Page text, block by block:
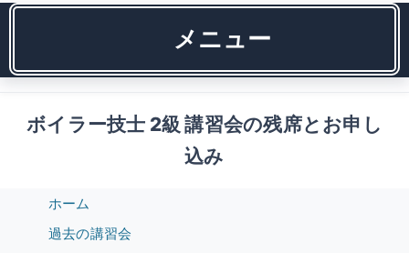
メニュー
ボイラー技士 2級 講習会の残席とお申し
込み
ホーム
過去の講習会